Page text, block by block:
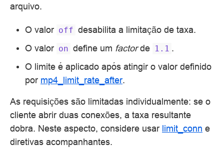
arquivo.
O valor off desabilita a limitação de taxa.
O valor on define um factorde 1.1 .
O limite é aplicado após atingir o valor definido
por mp4_limit_rate_after.
As requisições são limitadas individualmente: se o
cliente abrir duas conexões, a taxa resultante
dobra. Neste aspecto, considere usar limit_conn e
diretivas acompanhantes.